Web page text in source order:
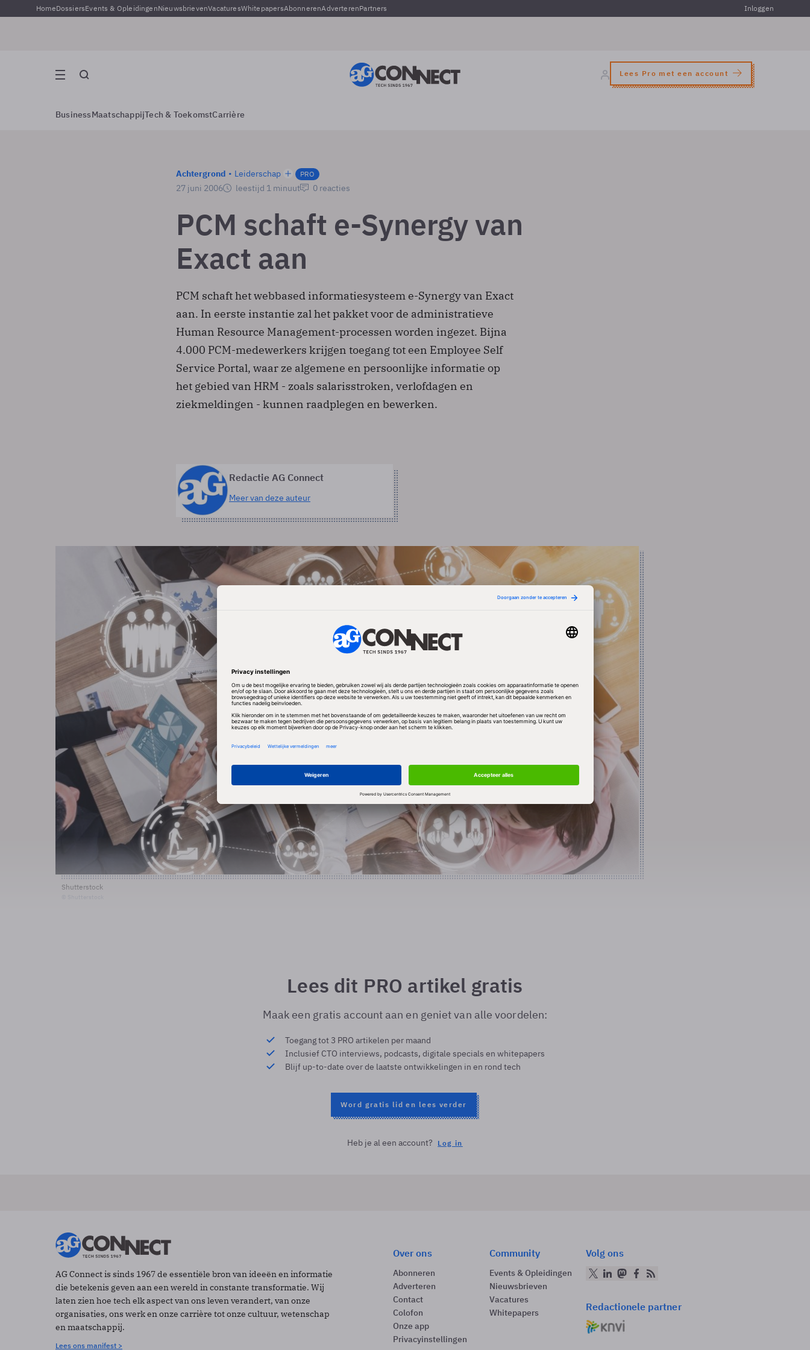
HomeDossiersEvents & OpleidingenNieuwsbrievenVacaturesWhitepapersAbonnerenAdverterenPartners Inloggen
Lees Pro met een account
BusinessMaatschappijTech & ToekomstCarrière
Achtergrond Leiderschap PRO
27 juni 2006 leestijd 1 minuut 0 reacties
PCM schaft e-Synergy van
Exact aan
PCM schaft het webbased informatiesysteem e-Synergy van Exact
aan. In eerste instantie zal het pakket voor de administratieve
Human Resource Management-processen worden ingezet. Bijna
4.000 PCM-medewerkers krijgen toegang tot een Employee Self
Service Portal, waar ze algemene en persoonlijke informatie op
het gebied van HRM - zoals salarisstroken, verlofdagen en
ziekmeldingen - kunnen raadplegen en bewerken.
Redactie AG Connect
Meer van deze auteur
Shutterstock
Lees dit PRO artikel gratis
Maak een gratis account aan en geniet van alle voordelen:
Toegang tot 3 PRO artikelen per maand
Inclusief CTO interviews, podcasts, digitale specials en whitepapers
Blijf up-to-date over de laatste ontwikkelingen in en rond tech
Word gratis lid en lees verder
Heb je al een account? Log in
AG Connect is sinds 1967 de essentiële bron van ideeën en informatie
die betekenis geven aan een wereld in constante transformatie. Wij
laten zien hoe tech elk aspect van ons leven verandert, van onze
organisaties, ons werk en onze carrière tot onze cultuur, wetenschap
en maatschappij.
Lees ons manifest >
Over ons
Abonneren
Adverteren
Contact
Colofon
Onze app
Privacyinstellingen
Community
Events & Opleidingen
Nieuwsbrieven
Vacatures
Whitepapers
Volg ons
Redactionele partner